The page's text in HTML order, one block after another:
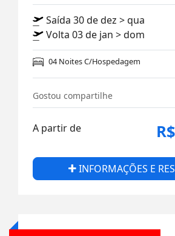
Saída 30 de dez > qua
Volta 03 de jan > dom
04 Noites C/Hospedagem
Gostou compartilhe
A partir de
INFORMAÇÕES E